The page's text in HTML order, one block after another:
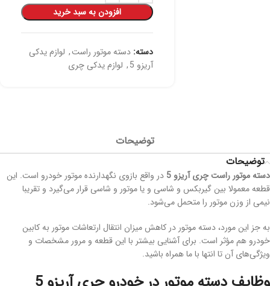
افزودن به سبد خرید
دسته: دسته موتور راست, لوازم یدکی
آریزو 5
, لوازم یدکی چری
توضیحات
توضیحات
دسته موتور راست چری آریزو 5
در واقع بازوی نگهدارنده موتور خودرو است. این
قطعه معمولا بین گیربکس و شاسی و یا موتور و شاسی قرار می‌گیرد و تقریبا
نیمی از وزن موتور را متحمل می‌شود.
به جز این مورد، دسته موتور در کاهش میزان انتقال ارتعاشات موتور به کابین
خودرو هم مؤثر است. برای آشنایی بیشتر با این قطعه و مرور مشخصات و
ویژگی‌های آن تا انتها با ما همراه باشید.